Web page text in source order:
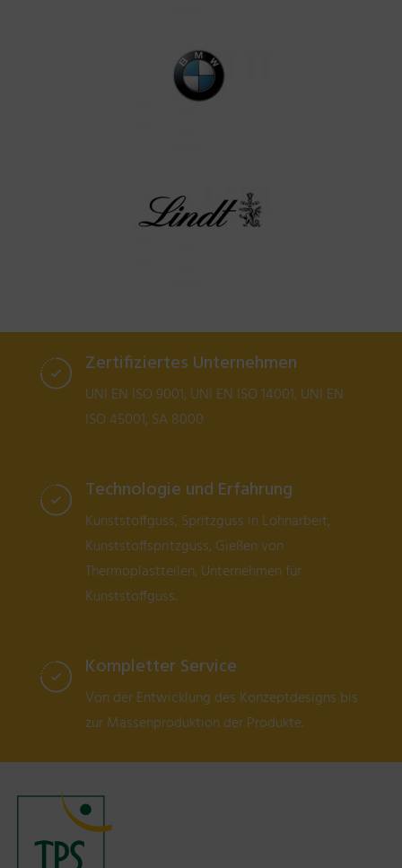
Zertifiziertes Unternehmen
UNI EN ISO 9001, UNI EN ISO 14001, UNI EN
ISO 45001, SA 8000
Technologie und Erfahrung
Kunststoffguss, Spritzguss in Lohnarbeit,
Kunststoffspritzguss, Gießen von
Thermoplastteilen, Unternehmen für
Kunststoffguss.
Kompletter Service
Von der Entwicklung des Konzeptdesigns bis
zur Massenproduktion der Produkte.